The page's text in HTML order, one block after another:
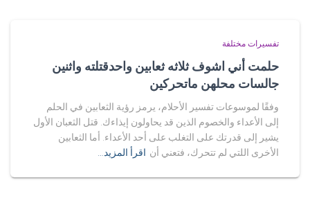
تفسيرات مختلفة
حلمت أني اشوف ثلاثه ثعابين واحدقتلته واثنين
جالسات محلهن ماتحركين
وفقًا لموسوعات تفسير الأحلام، يرمز رؤية الثعابين في الحلم
إلى الأعداء والخصوم الذين قد يحاولون إيذاءك. قتل الثعبان الأول
يشير إلى قدرتك على التغلب على أحد الأعداء. أما الثعابين
الأخرى اللتي لم تتحرك، فتعني أن اقرأ المزيد…